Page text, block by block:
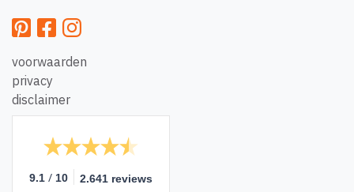
voorwaarden
privacy
disclaimer
9.1 / 10 2.641 reviews